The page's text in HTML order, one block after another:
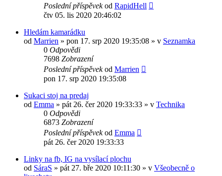
Poslední příspěvekod RapidHell
čtv 05. lis 2020 20:46:02
Hledám kamarádku
od Marrien » pon 17. srp 2020 19:35:08 » v Seznamka
0 Odpovědi
7698 Zobrazení
Poslední příspěvekod Marrien
pon 17. srp 2020 19:35:08
Sukaci stoj na predaj
od Emma » pát 26. čer 2020 19:33:33 » v Technika
0 Odpovědi
6873 Zobrazení
Poslední příspěvekod Emma
pát 26. čer 2020 19:33:33
Linky na fb, IG na vysílací plochu
od SáraS » pát 27. bře 2020 10:11:30 » v Všeobecně o